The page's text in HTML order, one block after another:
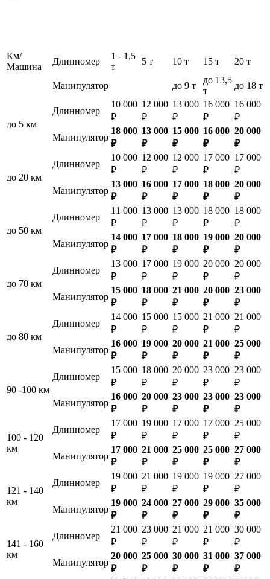
Км/
Машина
Длинномер
1 - 1,5
т
5 т 10 т 15 т 20 т
Манипулятор до 9 т
до 13,5
т
до 18 т
до 5 км
Длинномер
10 000
₽
12 000
₽
13 000
₽
16 000
₽
16 000
₽
Манипулятор
18 000
₽
13 000
₽
15 000
₽
16 000
₽
20 000
₽
до 20 км
Длинномер
10 000
₽
12 000
₽
12 000
₽
17 000
₽
17 000
₽
Манипулятор
13 000
₽
16 000
₽
17 000
₽
18 000
₽
20 000
₽
до 50 км
Длинномер
11 000
₽
13 000
₽
13 000
₽
18 000
₽
18 000
₽
Манипулятор
14 000
₽
17 000
₽
18 000
₽
19 000
₽
20 000
₽
до 70 км
Длинномер
13 000
₽
17 000
₽
19 000
₽
20 000
₽
20 000
₽
Манипулятор
15 000
₽
18 000
₽
21 000
₽
20 000
₽
23 000
₽
до 80 км
Длинномер
14 000
₽
15 000
₽
15 000
₽
21 000
₽
21 000
₽
Манипулятор
16 000
₽
19 000
₽
20 000
₽
21 000
₽
25 000
₽
90 -100 км
Длинномер
15 000
₽
18 000
₽
20 000
₽
23 000
₽
23 000
₽
Манипулятор
16 000
₽
20 000
₽
23 000
₽
23 000
₽
23 000
₽
100 - 120
км
Длинномер
17 000
₽
19 000
₽
17 000
₽
17 000
₽
25 000
₽
Манипулятор
17 000
₽
21 000
₽
25 000
₽
25 000
₽
27 000
₽
121 - 140
км
Длинномер
19 000
₽
21 000
₽
19 000
₽
19 000
₽
27 000
₽
Манипулятор
19 000
₽
24 000
₽
27 000
₽
29 000
₽
35 000
₽
141 - 160
км
Длинномер
21 000
₽
23 000
₽
21 000
₽
21 000
₽
30 000
₽
Манипулятор
20 000
₽
25 000
₽
30 000
₽
31 000
₽
37 000
₽